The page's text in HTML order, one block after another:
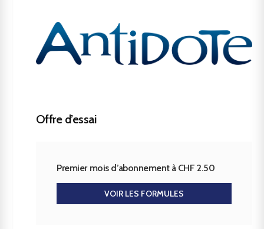
Offre d’essai
Premier mois d’abonnement à CHF 2.50
VOIR LES FORMULES